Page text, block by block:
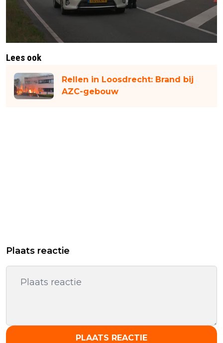
Lees ook
Rellen in Loosdrecht: Brand bij
AZC-gebouw
Plaats reactie
PLAATS REACTIE